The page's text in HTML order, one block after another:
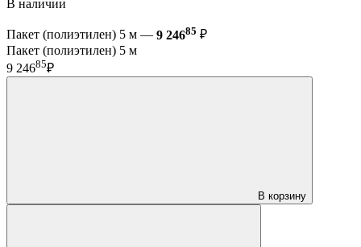
В наличии
Пакет (полиэтилен) 5 м — 9 24685 ₽
Пакет (полиэтилен) 5 м
9 24685₽
В корзину